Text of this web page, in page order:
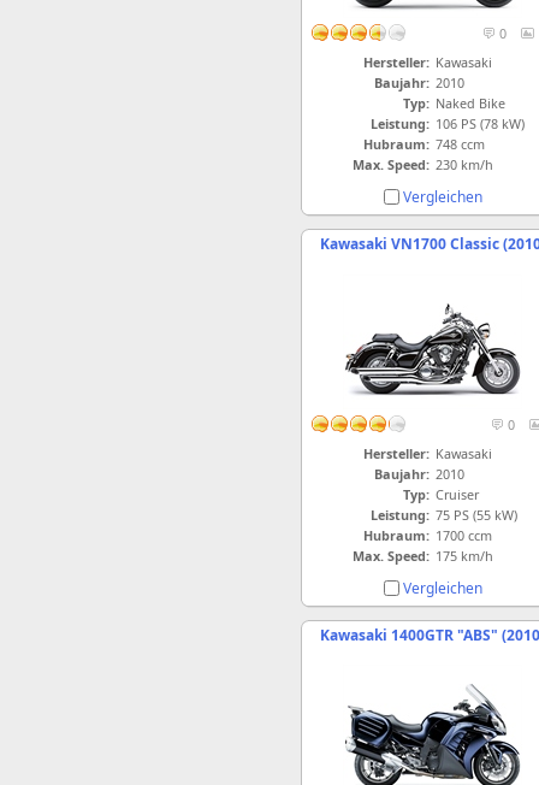
0
Hersteller: Kawasaki
Baujahr: 2010
Typ: Naked Bike
Leistung: 106 PS (78 kW)
Hubraum: 748 ccm
Max. Speed: 230 km/h
Vergleichen
Kawasaki VN1700 Classic
0
Hersteller: Kawasaki
Baujahr: 2010
Typ: Cruiser
Leistung: 75 PS (55 kW)
Hubraum: 1700 ccm
Max. Speed: 175 km/h
Vergleichen
Kawasaki 1400GTR "ABS"